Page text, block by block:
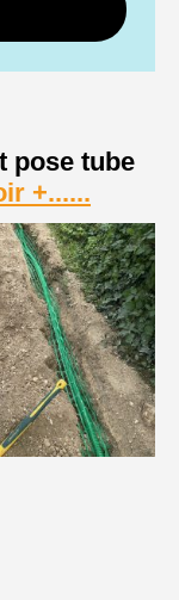
pose tube
+......